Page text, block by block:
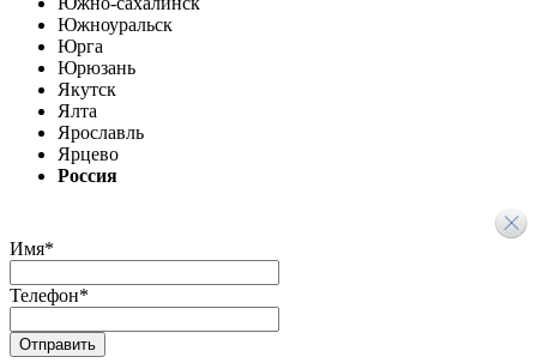
Южноуральск
Юрга
Юрюзань
Якутск
Ялта
Ярославль
Ярцево
Россия
Имя*
Телефон*